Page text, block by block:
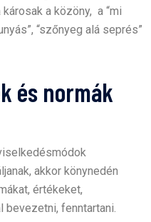
a közöny, a “mi
“szőnyeg alá seprés”
és normák
akkor könynedén
értékeket,
fenntartani.